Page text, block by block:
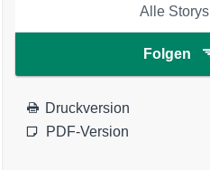
Alle Storys
Folgen
Druckversion
PDF-Version